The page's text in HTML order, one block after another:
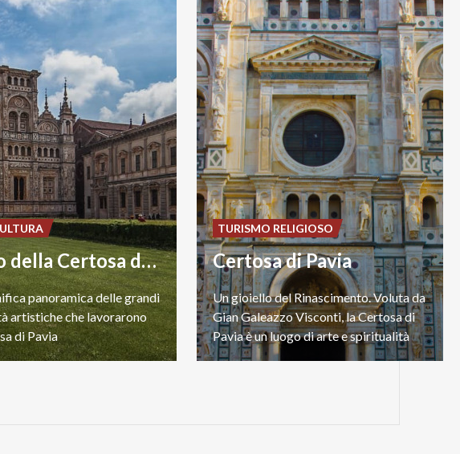
Museo della Certosa di Pavia
panoramica delle grandi
artistiche che lavorarono
di Pavia
Certosa di Pavia
Un gioiello del Rinascimento. Voluta da
Gian Galeazzo Visconti, la Certosa di
Pavia è un luogo di arte e spiritualità
TURISMO RELIGIOSO